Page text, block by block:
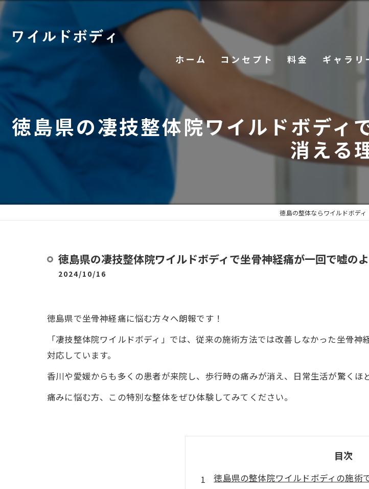
ホーム コンセプト 料金 ギャラリ
徳島県の凄技整体院ワイルドボディ
消える
徳島の整体ならワイルドボディ
徳島県の凄技整体院ワイルドボディで坐骨神経痛が一回で嘘の
2024/10/16
徳島県で坐骨神経痛に悩む方々へ朗報です！
「凄技整体院ワイルドボディ」では、従来の施術方法では改善しなかった坐骨
対応しています。
香川や愛媛からも多くの患者が来院し、歩行時の痛みが消え、日常生活が驚くほ
痛みに悩む方、この特別な整体をぜひ体験してみてください。
目次
徳島県の整体院ワイルドボディの施術